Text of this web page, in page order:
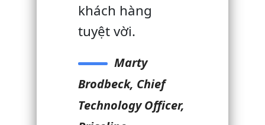
khách hàng
tuyệt vời.
Marty
Brodbeck, Chief
Technology Officer,